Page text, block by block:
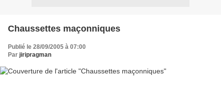
Chaussettes maçonniques
Publié le 28/09/2005 à 07:00
Par jiripragman